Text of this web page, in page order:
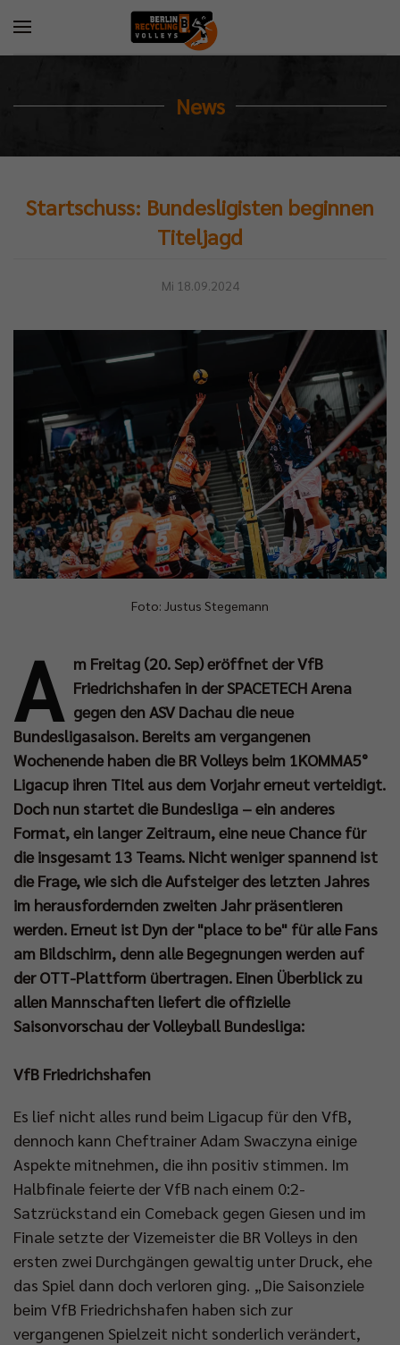
News
Startschuss: Bundesligisten beginnen
Titeljagd
Mi 18.09.2024
Foto: Justus Stegemann
A m Freitag (20. Sep) eröffnet der VfB
Friedrichshafen in der SPACETECH Arena
gegen den ASV Dachau die neue
Bundesligasaison. Bereits am vergangenen
Wochenende haben die BR Volleys beim 1KOMMA5°
Ligacup ihren Titel aus dem Vorjahr erneut verteidigt.
Doch nun startet die Bundesliga – ein anderes
Format, ein langer Zeitraum, eine neue Chance für
die insgesamt 13 Teams. Nicht weniger spannend ist
die Frage, wie sich die Aufsteiger des letzten Jahres
im herausfordernden zweiten Jahr präsentieren
werden. Erneut ist Dyn der "place to be" für alle Fans
am Bildschirm, denn alle Begegnungen werden auf
der OTT-Plattform übertragen. Einen Überblick zu
allen Mannschaften liefert die offizielle
Saisonvorschau der Volleyball Bundesliga:
VfB Friedrichshafen
Es lief nicht alles rund beim Ligacup für den VfB,
dennoch kann Cheftrainer Adam Swaczyna einige
Aspekte mitnehmen, die ihn positiv stimmen. Im
Halbfinale feierte der VfB nach einem 0:2-
Satzrückstand ein Comeback gegen Giesen und im
Finale setzte der Vizemeister die BR Volleys in den
ersten zwei Durchgängen gewaltig unter Druck, ehe
das Spiel dann doch verloren ging. „Die Saisonziele
beim VfB Friedrichshafen haben sich zur
vergangenen Spielzeit nicht sonderlich verändert,